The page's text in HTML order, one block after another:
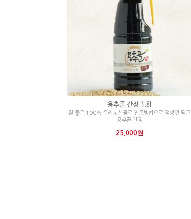
용추골 간장 1.8l
질 좋은 100% 우리농산물로 전통방법으로 정성껏 담근
용추골 간장
25,000원